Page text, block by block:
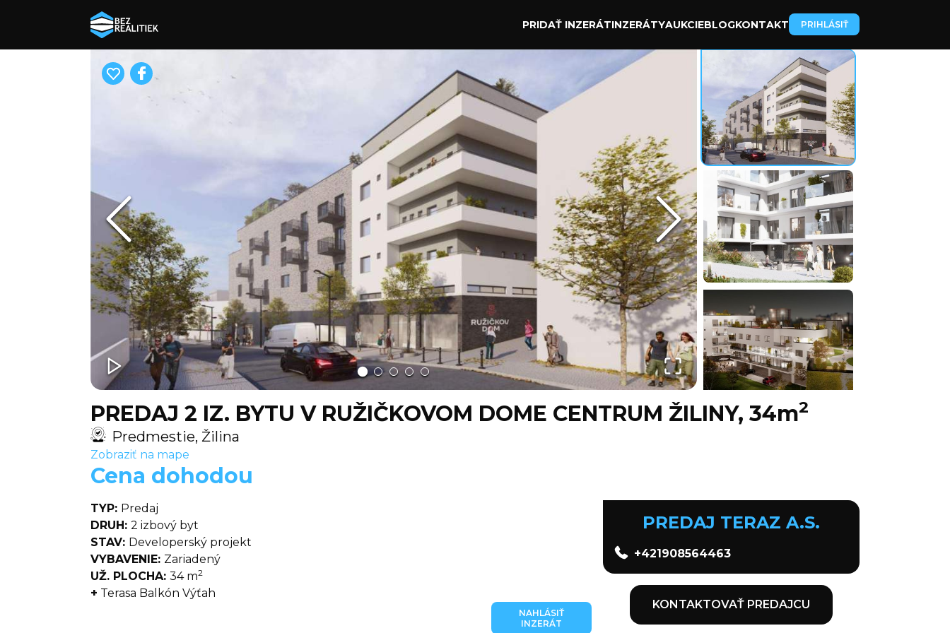
PRIDAŤ INZERÁTINZERÁTYAUKCIEBLOGKONTAKT PRIHLÁSIŤ
PREDAJ 2 IZ. BYTU V RUŽIČKOVOM DOME CENTRUM ŽILINY, 34m2
Predmestie, Žilina
Zobraziť na mape
Cena dohodou
TYP: Predaj
DRUH: 2 izbový byt
STAV: Developerský projekt
VYBAVENIE: Zariadený
UŽ. PLOCHA: 34 m2
+ Terasa Balkón Výťah
NAHLÁSIŤ
INZERÁT
PREDAJ TERAZ A.S.
+421908564463
KONTAKTOVAŤ PREDAJCU